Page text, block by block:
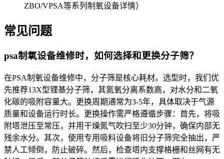
ZBO/VPSA等系列制氧设备详情）
常见问题
psa制氧设备维修时，如何选择和更换分子筛？
在PSA制氧设备维修中，分子筛是核心耗材。选型时，我们优
先推荐13X型锂基分子筛，其氮氧分离系数高，对水分和二氧
化碳的吸附容量大。更换周期通常为3-5年，具体取决于气源
质量和设备运行时长。更换操作需严格遵循步骤：首先，将吸
附塔泄压至常压，并用干燥氮气吹扫至少30分钟，确保内部无
残余水分。其次，使用专用吸料设备将旧分子筛完全抽出，严
禁人工倾倒，防止破碎。然后，检查塔内支撑格栅和丝网有无